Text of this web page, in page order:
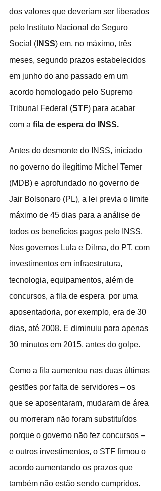
dos valores que deveriam ser liberados
pelo Instituto Nacional do Seguro
Social ( INSS) em, no máximo, três
meses, segundo prazos estabelecidos
em junho do ano passado em um
acordo homologado pelo Supremo
Tribunal Federal (STF) para acabar
com a fila de espera do INSS.
Antes do desmonte do INSS, iniciado
no governo do ilegítimo Michel Temer
(MDB) e aprofundado no governo de
Jair Bolsonaro (PL), a lei previa o limite
máximo de 45 dias para a análise de
todos os benefícios pagos pelo INSS.
Nos governos Lula e Dilma, do PT, com
investimentos em infraestrutura,
tecnologia, equipamentos, além de
concursos, a fila de espera  por uma
aposentadoria, por exemplo, era de 30
dias, até 2008. E diminuiu para apenas
30 minutos em 2015, antes do golpe.
Como a fila aumentou nas duas últimas
gestões por falta de servidores – os
que se aposentaram, mudaram de área
ou morreram não foram substituídos
porque o governo não fez concursos –
e outros investimentos, o STF firmou o
acordo aumentando os prazos que
também não estão sendo cumpridos.